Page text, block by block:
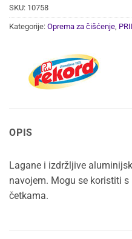
SKU: 10758
Kategorije: Oprema za čišćenje
OPIS
Lagane i izdržljive
navojem. Mogu se koristiti
četkama.